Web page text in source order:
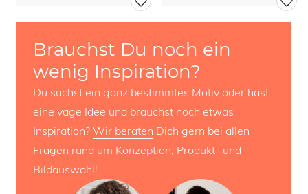
Brauchst Du noch ein
wenig Inspiration?
Du suchst ein ganz bestimmtes Motiv oder hast
eine vage Idee und brauchst noch etwas
Inspiration? Wir beraten Dich gern bei allen
Fragen rund um Konzeption, Produkt- und
Bildauswahl!